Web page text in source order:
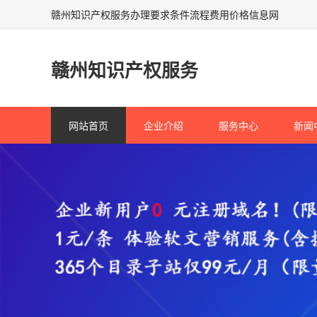
赣州知识产权服务办理要求条件流程费用价格信息网
赣州知识产权服务
网站首页 企业介绍 服务中心 新闻